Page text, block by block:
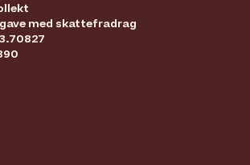
med skattefradrag